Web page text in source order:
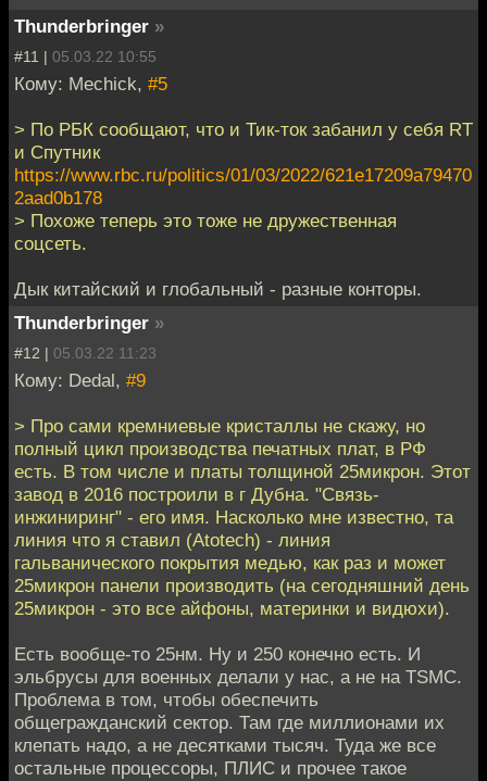
Thunderbringer »
#11 | 05.03.22 10:55
Кому: Mechick, #5
> По РБК сообщают, что и Тик-ток забанил у себя RT
и Спутник
https://www.rbc.ru/politics/01/03/2022/621e17209a79470
2aad0b178
> Похоже теперь это тоже не дружественная
соцсеть.
Дык китайский и глобальный - разные конторы.
Thunderbringer »
#12 | 05.03.22 11:23
Кому: Dedal, #9
> Про сами кремниевые кристаллы не скажу, но
полный цикл производства печатных плат, в РФ
есть. В том числе и платы толщиной 25микрон. Этот
завод в 2016 построили в г Дубна. "Связь-
инжиниринг" - его имя. Насколько мне известно, та
линия что я ставил (Atotech) - линия
гальванического покрытия медью, как раз и может
25микрон панели производить (на сегодняшний день
25микрон - это все айфоны, материнки и видюхи).
Есть вообще-то 25нм. Ну и 250 конечно есть. И
эльбрусы для военных делали у нас, а не на TSMC.
Проблема в том, чтобы обеспечить
общегражданский сектор. Там где миллионами их
клепать надо, а не десятками тысяч. Туда же все
остальные процессоры, ПЛИС и прочее такое